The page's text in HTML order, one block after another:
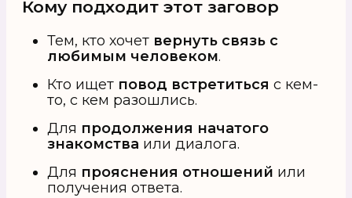
Кому подходит этот заговор
Тем, кто хочет вернуть связь с
любимым человеком.
Кто ищет повод встретиться с кем-
то, с кем разошлись.
Для продолжения начатого
знакомства или диалога.
Для прояснения отношений или
получения ответа.